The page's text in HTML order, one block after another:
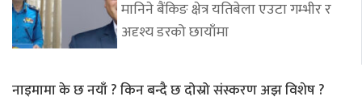
मानिने बैंकिङ क्षेत्र यतिबेला एउटा गम्भीर र
अदृश्य डरको छायाँमा
नाइमामा के छ नयाँ ? किन बन्दै छ दोस्रो संस्करण अझ विशेष ?